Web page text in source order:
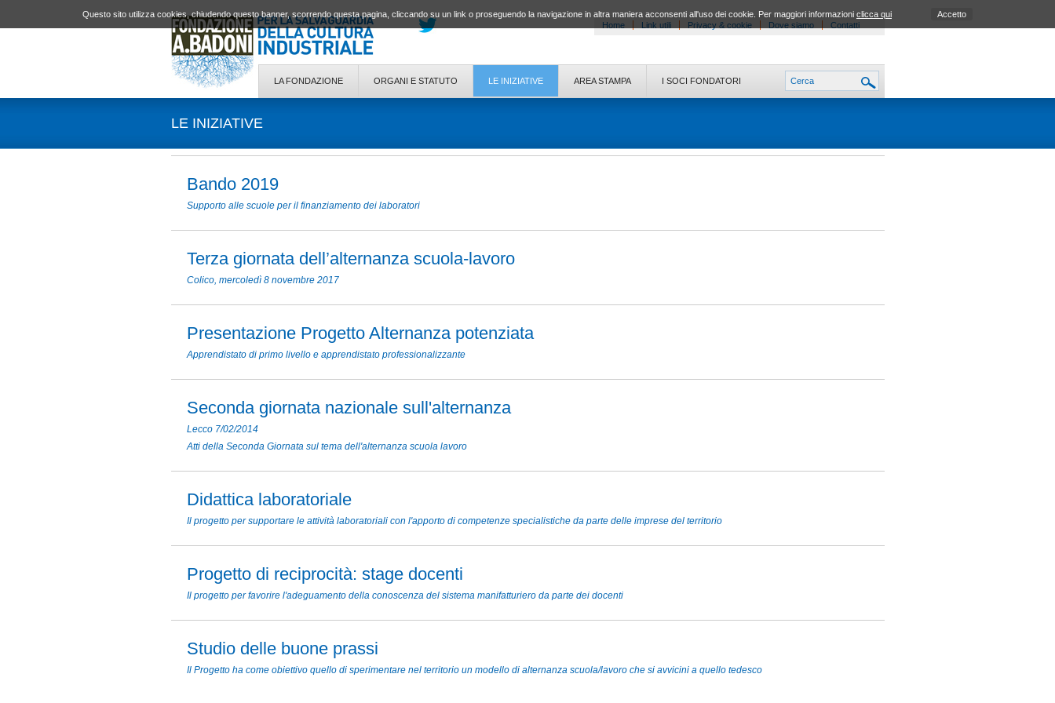
Home Link utili Privacy & cookie Dove siamo Contatti
LA FONDAZIONE ORGANI E STATUTO LE INIZIATIVE AREA STAMPA I SOCI FONDATORI
LE INIZIATIVE
Bando 2019
Supporto alle scuole per il finanziamento dei laboratori
Terza giornata dell’alternanza scuola-lavoro
Colico, mercoledì 8 novembre 2017
Presentazione Progetto Alternanza potenziata
Apprendistato di primo livello e apprendistato professionalizzante
Seconda giornata nazionale sull'alternanza
Lecco 7/02/2014
Atti della Seconda Giornata sul tema dell'alternanza scuola lavoro
Didattica laboratoriale
Il progetto per supportare le attività laboratoriali con l'apporto di competenze specialistiche da parte delle imprese del territorio
Progetto di reciprocità: stage docenti
Il progetto per favorire l'adeguamento della conoscenza del sistema manifatturiero da parte dei docenti
Studio delle buone prassi
Il Progetto ha come obiettivo quello di sperimentare nel territorio un modello di alternanza scuola/lavoro che si avvicini a quello tedesco
Questo sito utilizza cookies, chiudendo questo banner, scorrendo questa pagina, cliccando su un link o proseguendo la navigazione in altra maniera acconsenti all'uso dei cookie. Per maggiori informazioni clicca qui Accetto